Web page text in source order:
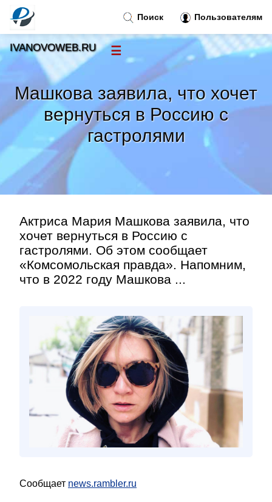
Машкова заявила, что хочет
вернуться в Россию с
гастролями
Актриса Мария Машкова заявила, что
хочет вернуться в Россию с
гастролями. Об этом сообщает
«Комсомольская правда». Напомним,
что в 2022 году Машкова ...
Сообщает news.rambler.ru
Поиск Пользователям
IVANOVOWEB.RU ☰
Новости
Тренды новостей»
»
Правила »